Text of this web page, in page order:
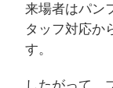
来場者はパン
タッフ対応か
す。